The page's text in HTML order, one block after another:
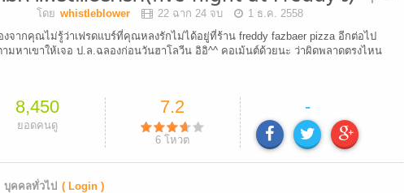
โดย whistleblower 22 ฉาก 24 จบ
1 ธ.ค. 2558
งจากคุณไม่รู้ว่าเฟรดแบร์ที่คุณหลงรักไม่ได้อยู่ที่ร้าน freddy fazbaer pizza อีกต่อไป
มหาเขาให้เจอ ป.ล.ฉลองก่อนวันฮาโลวีน อิอิ^^ คอเม้นต์ด้วยนะ ว่าผิดพลาดตรงไหน
8,450
ยอดคนดู
7.2
6 โหวต
-
บุคคลทั่วไป ( Login )